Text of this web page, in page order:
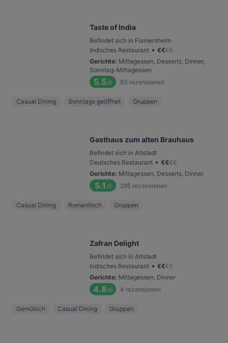
Taste of India
Befindet sich in Flamersheim
Indisches Restaurant • €€€€
Gerichte: Mittagessen, Desserts, Dinner,
Sonntag-Mittagessen
5.5/6 83 rezensionen
Casual Dining Sonntags geöffnet Gruppen
Gasthaus zum alten Brauhaus
Befindet sich in Altstadt
Deutsches Restaurant • €€€€
Gerichte: Mittagessen, Desserts, Dinner
5.1 /6 295 rezensionen
Casual Dining Romantisch Gruppen
Zafran Delight
Befindet sich in Altstadt
Indisches Restaurant • €€€€
Gerichte: Mittagessen, Dinner
4.8/6 4 rezensionen
Gemütlich Casual Dining Gruppen